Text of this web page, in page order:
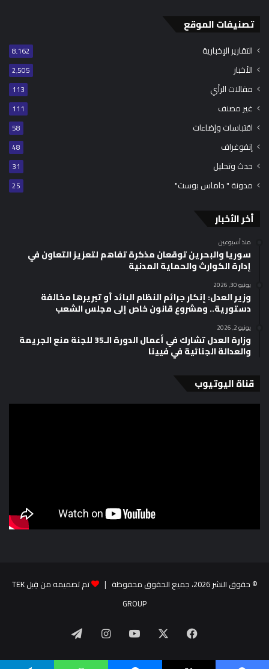
تصنيفات الموقع
التقارير الإخبارية 8٬162
الأخبار 2٬505
مقالات الرأي 113
غير مصنف 111
اقتباسات وإضاءات 58
إنفوغراف 48
حدث وتحليل 31
مدونة " داماس بوست" 25
أخر الأخبار
منذ أسبوعين
سوريا والبحرين توقعان مذكرة تفاهم لتعزيز التعاون في
إدارة الكوارث والحماية المدنية
يونيو 30, 2026
وزير العدل: إنكار جرائم النظام البائد أو تبريرها مخالفة
دستورية.. ومشروع قانون خاص إلى مجلس الشعب
يونيو 2, 2026
وزارة العدل تشارك في أعمال الدورة الـ35 للجنة منع الجريمة
والعدالة الجنائية في فيينا
قناة اليوتيوب
© حقوق النشر 2026، جميع الحقوق محفوظة |
تم تصميمه من قِبل TEK
GROUP
فيسبوك ‫YouTubeانستقرامتيلقرام